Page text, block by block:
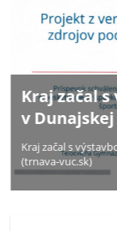
stránka
Deň
Dúbravu v